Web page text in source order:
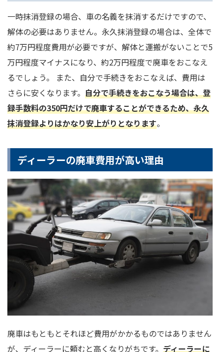
一時抹消登録の場合、車の名義を抹消するだけですので、
解体の必要はありません。永久抹消登録の場合は、全体で
約7万円程度費用が必要ですが、解体と運搬がないことで5
万円程度マイナスになり、約2万円程度で廃車をおこなえ
るでしょう。 また、自分で手続きをおこなえば、費用は
さらに安くなります。 自分で手続きをおこなう場合は、登
録手数料の350円だけで廃車することができるため、永久
抹消登録よりはかなり安上がりとなります。
ディーラーの廃車費用が高い理由
廃車はもともとそれほど費用がかかるものではありません
が、ディーラーに頼むと高くなりがちです。 ディーラーに